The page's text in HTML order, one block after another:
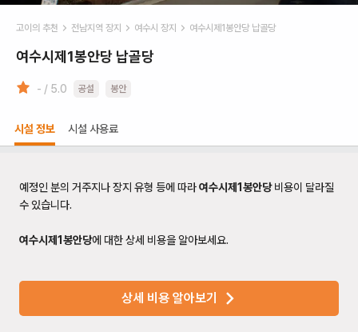
고이의 추천 전남지역 장지 여수시 장지 여수시제1봉안당 납골당
여수시제1봉안당 납골당
- / 5.0 공설 봉안
시설 정보 시설 사용료
예정인 분의 거주지나 장지 유형 등에 따라여수시제1봉안당비용이 달라질
수 있습니다.
여수시제1봉안당에 대한 상세 비용을 알아보세요.
상세 비용 알아보기